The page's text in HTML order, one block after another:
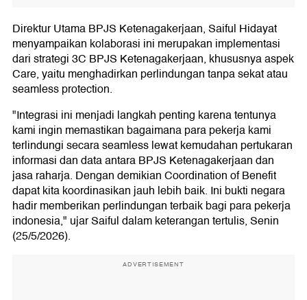
Direktur Utama BPJS Ketenagakerjaan, Saiful Hidayat
menyampaikan kolaborasi ini merupakan implementasi
dari strategi 3C BPJS Ketenagakerjaan, khususnya aspek
Care, yaitu menghadirkan perlindungan tanpa sekat atau
seamless protection.
"Integrasi ini menjadi langkah penting karena tentunya
kami ingin memastikan bagaimana para pekerja kami
terlindungi secara seamless lewat kemudahan pertukaran
informasi dan data antara BPJS Ketenagakerjaan dan
jasa raharja. Dengan demikian Coordination of Benefit
dapat kita koordinasikan jauh lebih baik. Ini bukti negara
hadir memberikan perlindungan terbaik bagi para pekerja
indonesia," ujar Saiful dalam keterangan tertulis, Senin
(25/5/2026).
ADVERTISEMENT